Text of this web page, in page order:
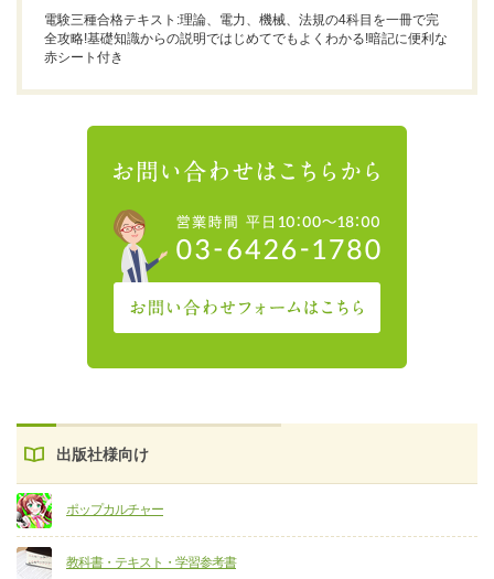
出版社様向け
ポップカルチャー
教科書・テキスト・学習参考書
電験三種合格テキスト:理論、電力、機械、法規の4科目を一冊で完
全攻略!基礎知識からの説明ではじめてでもよくわかる!暗記に便利な
赤シート付き